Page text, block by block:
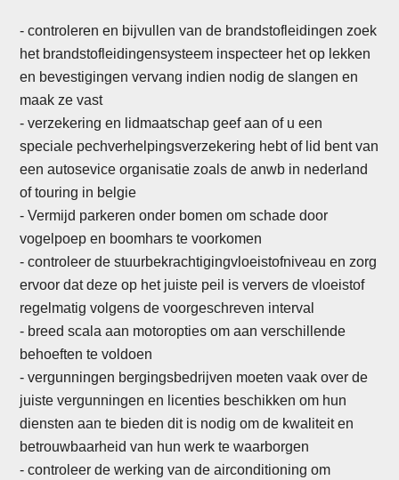
- controleren en bijvullen van de brandstofleidingen zoek
het brandstofleidingensysteem inspecteer het op lekken
en bevestigingen vervang indien nodig de slangen en
maak ze vast
- verzekering en lidmaatschap geef aan of u een
speciale pechverhelpingsverzekering hebt of lid bent van
een autosevice organisatie zoals de anwb in nederland
of touring in belgie
- Vermijd parkeren onder bomen om schade door
vogelpoep en boomhars te voorkomen
-controleer de stuurbekrachtigingvloeistofniveau en zorg
ervoor dat deze op het juiste peil is ververs de vloeistof
regelmatig volgens de voorgeschreven interval
- breed scala aan motoropties om aan verschillende
behoeften te voldoen
- vergunningen bergingsbedrijven moeten vaak over de
juiste vergunningen en licenties beschikken om hun
diensten aan te bieden dit is nodig om de kwaliteit en
betrouwbaarheid van hun werk te waarborgen
- controleer de werking van de airconditioning om